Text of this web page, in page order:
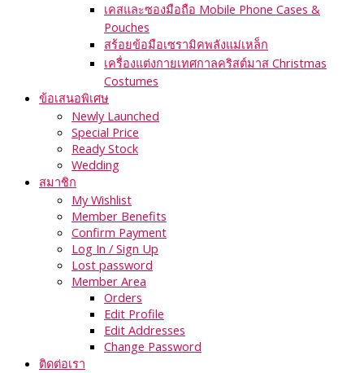
เคสและซองมือถือ Mobile Phone Cases &
Pouches
สร้อยข้อมือเซรามิคพลังแม่เหล็ก
เครื่องแต่งกายเทศกาลคริสต์มาส Christmas
Costumes
ข้อเสนอพิเศษ
Newly Launched
Special Price
Ready Stock
Wedding
สมาชิก
My Wishlist
Member Benefits
Confirm Payment
Log In / Sign Up
Lost password
Member Area
Orders
Edit Profile
Edit Addresses
Change Password
ติดต่อเรา